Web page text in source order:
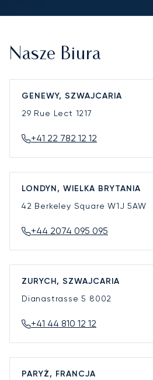
Nasze Biura
GENEWY, SZWAJCARIA
29 Rue Lect 1217
+41 22 782 12 12
LONDYN, WIELKA BRYTANIA
42 Berkeley SquareW1J 5AW
+44 2074 095 095
ZURYCH, SZWAJCARIA
Dianastrasse 5 8002
+41 44 810 12 12
PARYŻ, FRANCJA